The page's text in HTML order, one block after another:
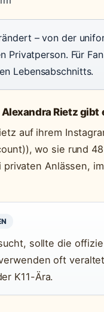
– von der
Privatperson. Für
Lebensabschnitts.
Rietz gibt
auf ihrem
wo sie rund
Anlässen,
sollte die
oft
K11-Ära.